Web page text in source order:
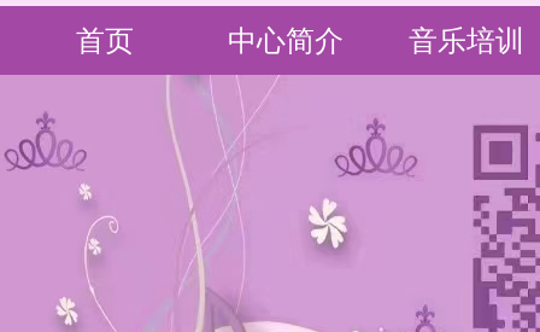
首页 中心简介 音乐培训